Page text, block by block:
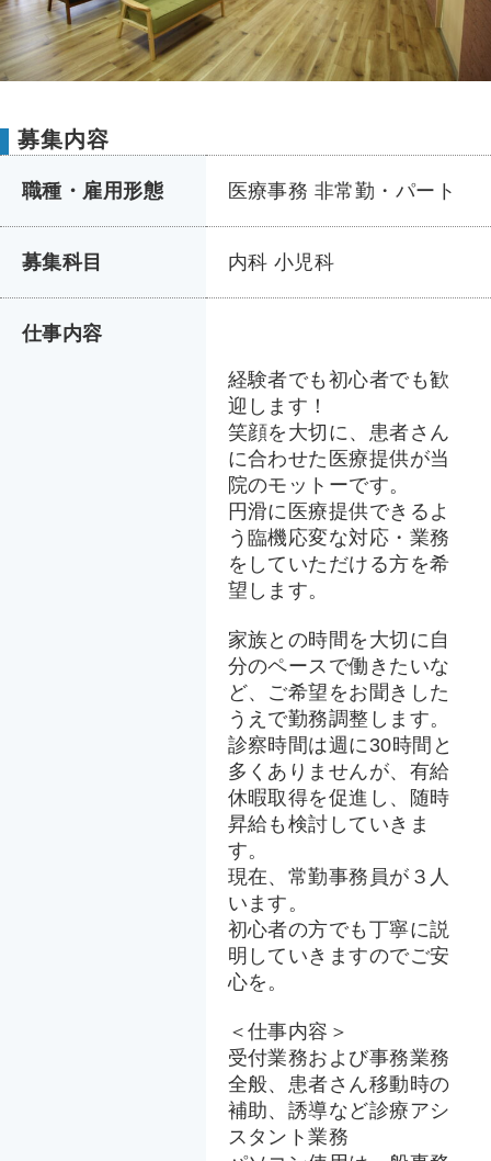
募集内容
職種・雇用形態 医療事務 非常勤・パート
募集科目 内科 小児科
仕事内容
経験者でも初心者でも歓
迎します！
笑顔を大切に、患者さん
に合わせた医療提供が当
院のモットーです。
円滑に医療提供できるよ
う臨機応変な対応・業務
をしていただける方を希
望します。
家族との時間を大切に自
分のペースで働きたいな
ど、ご希望をお聞きした
うえで勤務調整します。
診察時間は週に30時間と
多くありませんが、有給
休暇取得を促進し、随時
昇給も検討していきま
す。
現在、常勤事務員が３人
います。
初心者の方でも丁寧に説
明していきますのでご安
心を。
＜仕事内容＞
受付業務および事務業務
全般、患者さん移動時の
補助、誘導など診療アシ
スタント業務